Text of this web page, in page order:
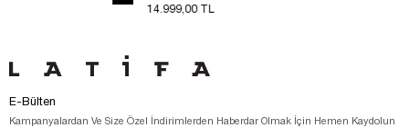
E-Bülten
Kampanyalardan Ve Size Özel İndirimlerden Haberdar Olmak İçin Hemen Kaydolun